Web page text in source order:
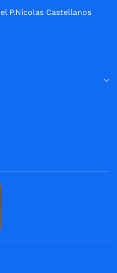
P.Nicolas Castellanos